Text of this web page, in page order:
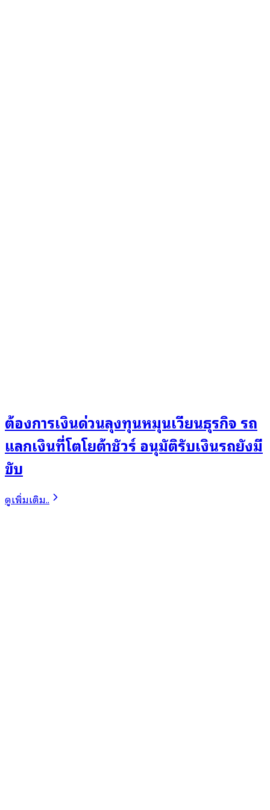
ต้องการเงินด่วนลุงทุนหมุนเวียนธุรกิจ รถ
แลกเงินที่โตโยต้าชัวร์ อนุมัติรับเงินรถยังมี
ขับ
ดูเพิ่มเติม..